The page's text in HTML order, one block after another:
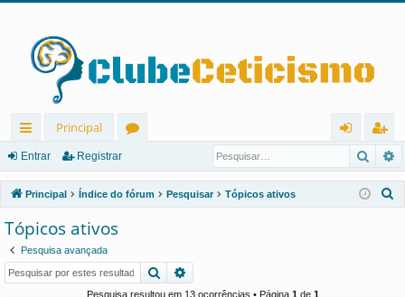
in
ks
rá
pi
d
Principal
u
ns
ra
r
eg
ist
ra
Entrar Registrar
Principal Índice do fórum Pesquisar Tópicos ativos
Tópicos ativos
Pesquisa avançada
Pesquisar
Pesquisa resultou em 13 ocorrências • Página 1de 1